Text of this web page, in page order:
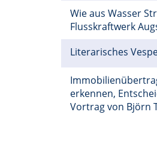
Wie aus Wasser
Flusskraftwerk
Literarisches
erkennen,
Vortrag von Björn